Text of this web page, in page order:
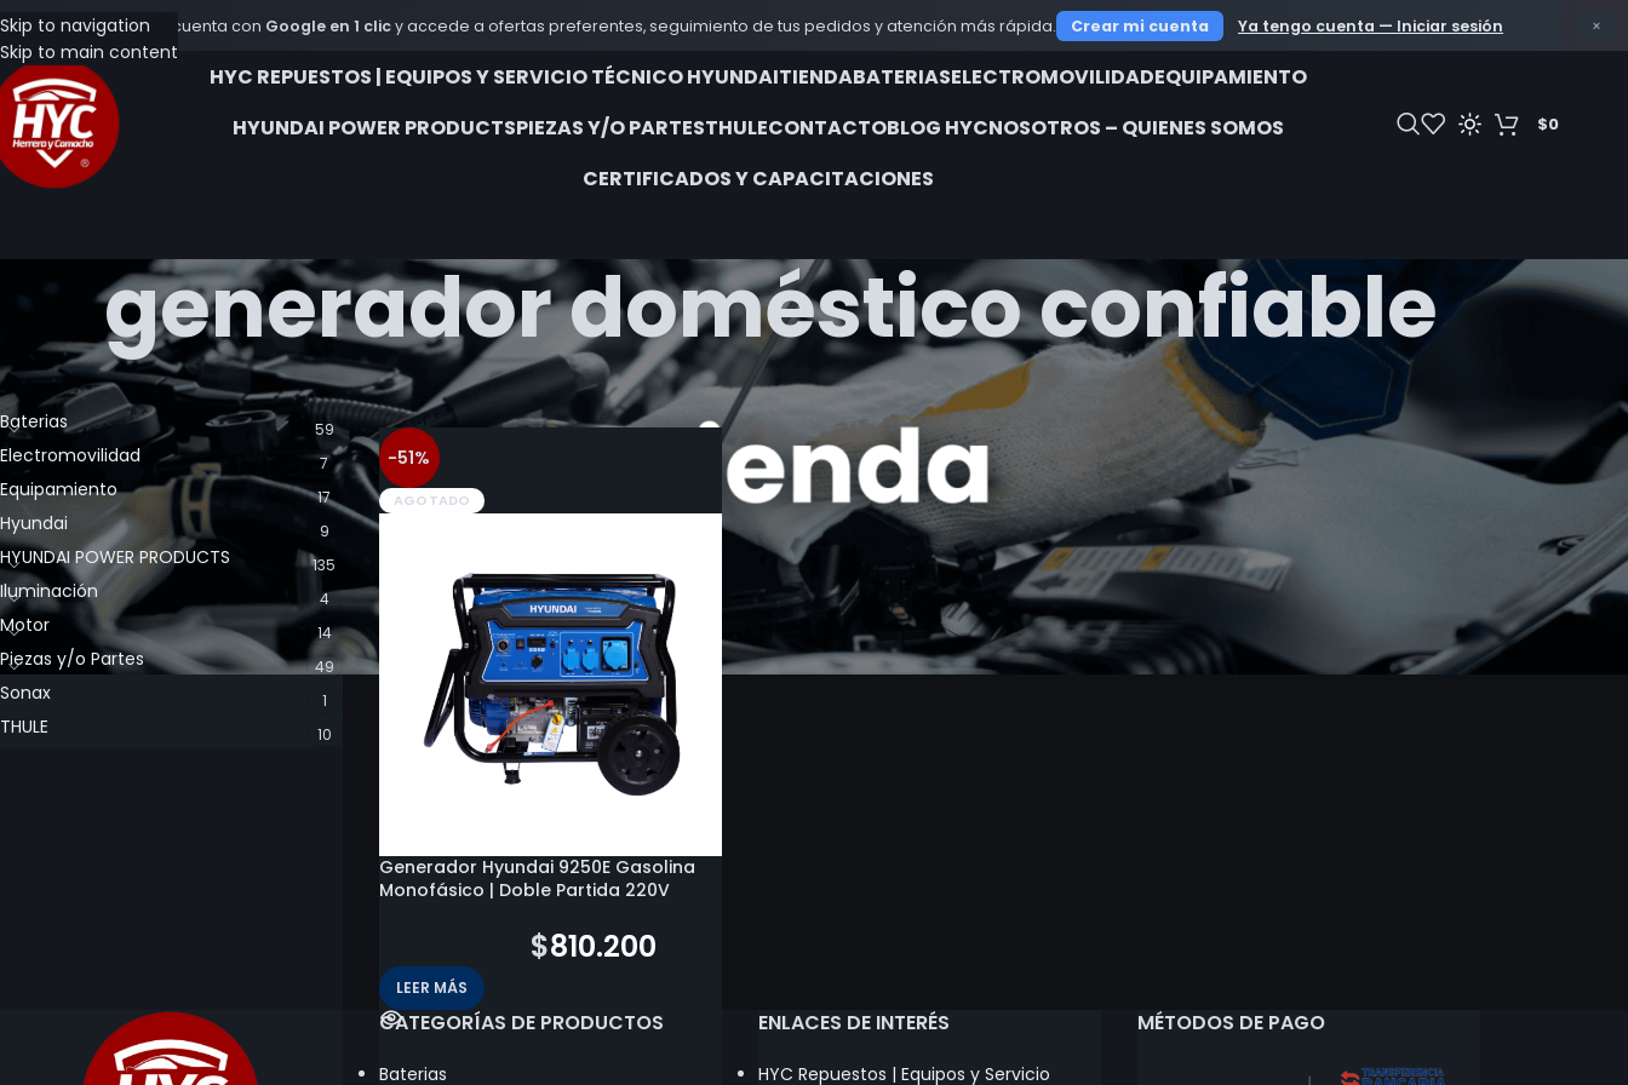
Crea tu cuenta con Google en 1 clicy accede a ofertas preferentes, seguimiento de tus pedidos y atención más rápida. Crear mi cuenta Ya tengo cuenta — Iniciar sesión ×
Skip to navigation
Skip to main content
HYC REPUESTOS | EQUIPOS Y SERVICIO TÉCNICO HYUNDAITIENDABATERIASELECTROMOVILIDADEQUIPAMIENTO
HYUNDAI POWER PRODUCTSPIEZAS Y/O PARTESTHULECONTACTOBLOG HYCNOSOTROS – QUIENES SOMOS
CERTIFICADOS Y CAPACITACIONES
$0
generador doméstico confiable
CATEGORÍA DE LOS PRODUCTOS
Baterias 59
Electromovilidad 7
Equipamiento 17
Hyundai 9
HYUNDAI POWER PRODUCTS 135
Iluminación 4
Motor 14
Piezas y/o Partes 49
Sonax 1
THULE 10
Inicio Productos etiquetados “generador doméstico confiable” Show 9
-51%
AGOTADO
Generador Hyundai 9250E Gasolina
Monofásico | Doble Partida 220V
$810.200
LEER MÁS
CATEGORÍAS DE PRODUCTOS
Baterias
ENLACES DE INTERÉS
HYC Repuestos | Equipos y Servicio
MÉTODOS DE PAGO